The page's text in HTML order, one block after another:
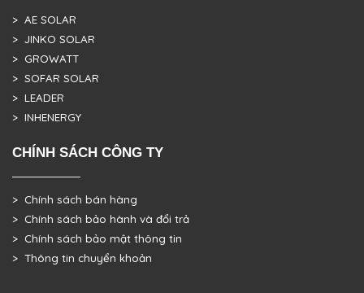
> AE SOLAR
> JINKO SOLAR
> GROWATT
> SOFAR SOLAR
> LEADER
> INHENERGY
CHÍNH SÁCH CÔNG TY
> Chính sách bán hàng
> Chính sách bảo hành và đổi trả
> Chính sách bảo mật thông tin
> Thông tin chuyển khoản